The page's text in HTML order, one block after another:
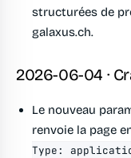
structurées de
galaxus.ch.
2026-06-04 ·
Le nouveau
renvoie la page
Type: